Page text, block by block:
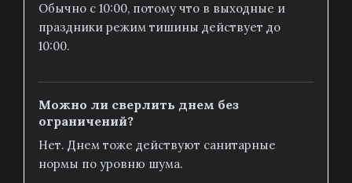
Обычно с 10:00, потому что в выходные и
праздники режим тишины действует до
10:00.
Можно ли сверлить днем без
ограничений?
Нет. Днем тоже действуют санитарные
нормы по уровню шума.